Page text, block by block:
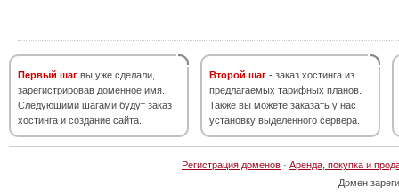
Первый шаг вы уже сделали,
зарегистрировав доменное имя.
Следующими шагами будут заказ
хостинга и создание сайта.
Второй шаг - заказ хостинга из
предлагаемых тарифных планов.
Также вы можете заказать у нас
установку выделенного сервера.
Регистрация доменов · Аренда, покупка и
Домен